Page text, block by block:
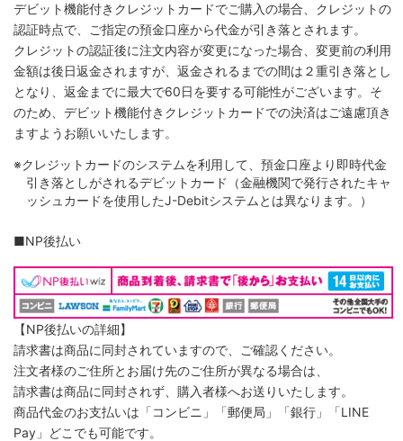
デビット機能付きクレジットカードでご購入の場合、クレジットの
認証時点で、ご指定の預金口座から代金が引き落とされます。
クレジットの認証後に注文内容が変更になった場合、変更前の利用
金額は後日返金されますが、返金されるまでの間は２重引き落とし
となり、返金までに最大で60日を要する可能性がございます。そ
のため、デビット機能付きクレジットカードでの決済はご遠慮頂き
ますようお願いいたします。
※クレジットカードのシステムを利用して、預金口座より即時代金
引き落としがされるデビットカード（金融機関で発行されたキャ
ッシュカードを使用したJ-Debitシステムとは異なります。）
■NP後払い
【NP後払いの詳細】
請求書は商品に同封されていますので、ご確認ください。
注文者様のご住所とお届け先のご住所が異なる場合は、
請求書は商品に同封されず、購入者様へお送りいたします。
商品代金のお支払いは「コンビニ」「郵便局」「銀行」「LINE
Pay」どこでも可能です。